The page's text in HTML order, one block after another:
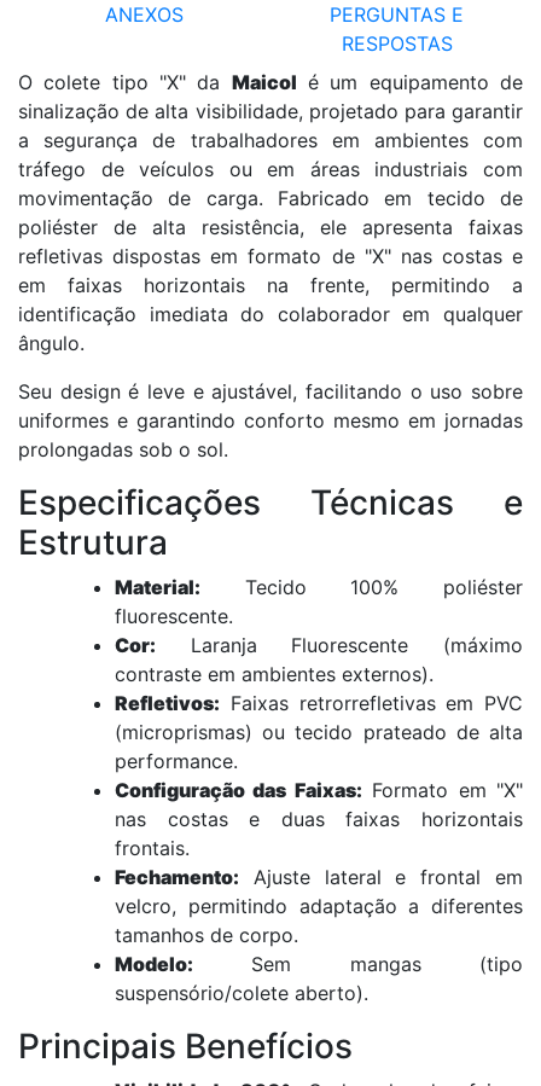
ANEXOS
PERGUNTAS E
RESPOSTAS
O colete tipo "X" da Maicol é um equipamento de
sinalização de alta visibilidade, projetado para garantir
a segurança de trabalhadores em ambientes com
tráfego de veículos ou em áreas industriais com
movimentação de carga. Fabricado em tecido de
poliéster de alta resistência, ele apresenta faixas
refletivas dispostas em formato de "X" nas costas e
em faixas horizontais na frente, permitindo a
identificação imediata do colaborador em qualquer
ângulo.
Seu design é leve e ajustável, facilitando o uso sobre
uniformes e garantindo conforto mesmo em jornadas
prolongadas sob o sol.
Especificações Técnicas e
Estrutura
Material: Tecido 100% poliéster
fluorescente.
Cor: Laranja Fluorescente (máximo
contraste em ambientes externos).
Refletivos: Faixas retrorrefletivas em PVC
(microprismas) ou tecido prateado de alta
performance.
Configuração das Faixas: Formato em "X"
nas costas e duas faixas horizontais
frontais.
Fechamento: Ajuste lateral e frontal em
velcro, permitindo adaptação a diferentes
tamanhos de corpo.
Modelo: Sem mangas (tipo
suspensório/colete aberto).
Principais Benefícios